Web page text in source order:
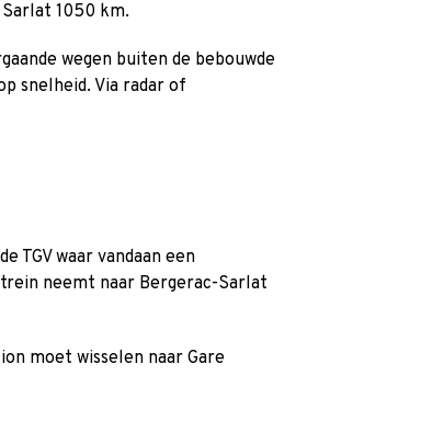
1050 km.
wegen buiten de bebouwde
snelheid. Via radar of
TGV waar vandaan een
neemt naar Bergerac-Sarlat
moet wisselen naar Gare